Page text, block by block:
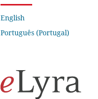
English
Português (Portugal)